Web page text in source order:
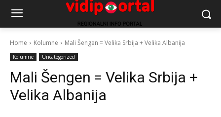
Home Kolumne Mali Šengen = Velika Srbija + Velika Albanija
Kolumne Uncategorized
Mali Šengen = Velika Srbija +
Velika Albanija